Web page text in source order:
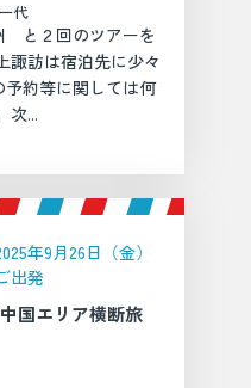
代
と２回のツアーを
諏訪は宿泊先に少々
約等に関しては何
次...
年9月26日（金）
出発
国エリア横断旅